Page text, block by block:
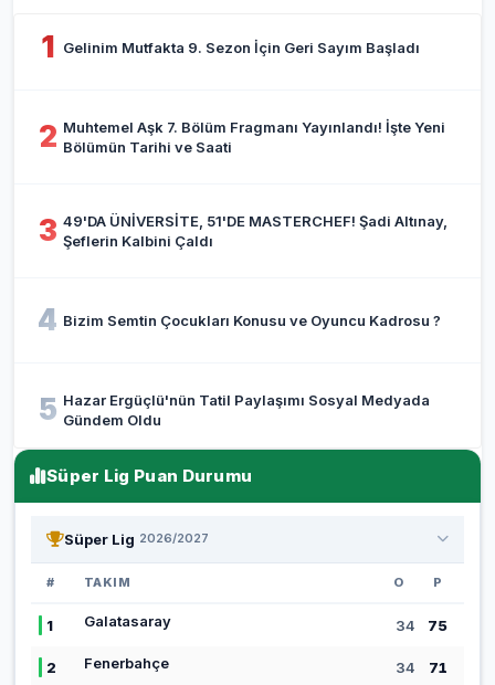
1 Gelinim Mutfakta 9. Sezon İçin Geri Sayım Başladı
2 Muhtemel Aşk 7. Bölüm Fragmanı Yayınlandı! İşte Yeni
Bölümün Tarihi ve Saati
3 49'DA ÜNİVERSİTE, 51'DE MASTERCHEF! Şadi Altınay,
Şeflerin Kalbini Çaldı
4 Bizim Semtin Çocukları Konusu ve Oyuncu Kadrosu ?
5 Hazar Ergüçlü'nün Tatil Paylaşımı Sosyal Medyada
Gündem Oldu
Süper Lig Puan Durumu
Süper Lig 2026/2027
# TAKIM O P
1 Galatasaray 34 75
2 Fenerbahçe 34 71